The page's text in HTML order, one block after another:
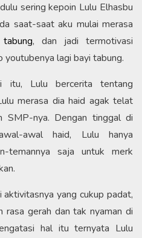
sering kepoin Lulu Elhasbu
saat-saat aku mulai merasa
, dan jadi termotivasi
lagi bayi tabung.
itu, Lulu bercerita tentang
merasa dia haid agak telat
SMP-nya. Dengan tinggal di
awal haid, Lulu hanya
temannya saja untuk merk
yang cukup padat,
rasa gerah dan tak nyaman di
hal itu ternyata Lulu